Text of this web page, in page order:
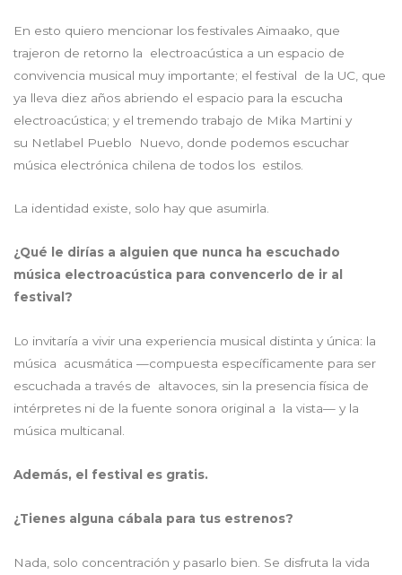
En esto quiero mencionar los festivales Aimaako, que
trajeron de retorno la electroacústica a un espacio de
convivencia musical muy importante; el festival de la UC, que
ya lleva diez años abriendo el espacio para la escucha
electroacústica; y el tremendo trabajo de Mika Martini y
su Netlabel Pueblo Nuevo, donde podemos escuchar
música electrónica chilena de todos los estilos.
La identidad existe, solo hay que asumirla.
¿Qué le dirías a alguien que nunca ha escuchado
música electroacústica para convencerlo de ir al
festival?
Lo invitaría a vivir una experiencia musical distinta y única: la
música acusmática —compuesta específicamente para ser
escuchada a través de altavoces, sin la presencia física de
intérpretes ni de la fuente sonora original a la vista— y la
música multicanal.
Además, el festival es gratis.
¿Tienes alguna cábala para tus estrenos?
Nada, solo concentración y pasarlo bien. Se disfruta la vida